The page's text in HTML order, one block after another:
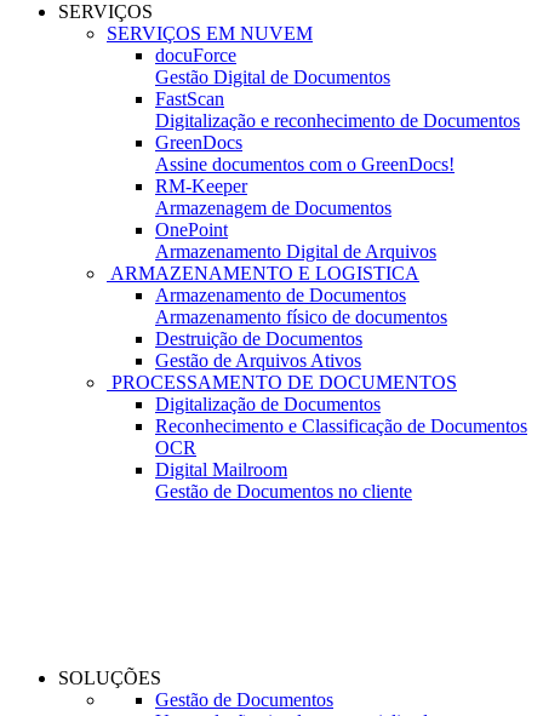
SERVIÇOS
SERVIÇOS EM NUVEM
docuForce
Gestão Digital de Documentos
FastScan
Digitalização e reconhecimento de Documentos
GreenDocs
Assine documentos com o GreenDocs!
RM-Keeper
Armazenagem de Documentos
OnePoint
Armazenamento Digital de Arquivos
ARMAZENAMENTO E LOGISTICA
Armazenamento de Documentos
Armazenamento físico de documentos
Destruição de Documentos
Gestão de Arquivos Ativos
PROCESSAMENTO DE DOCUMENTOS
Digitalização de Documentos
Reconhecimento e Classificação de Documentos
OCR
Digital Mailroom
Gestão de Documentos no cliente
SOLUÇÕES
Gestão de Documentos